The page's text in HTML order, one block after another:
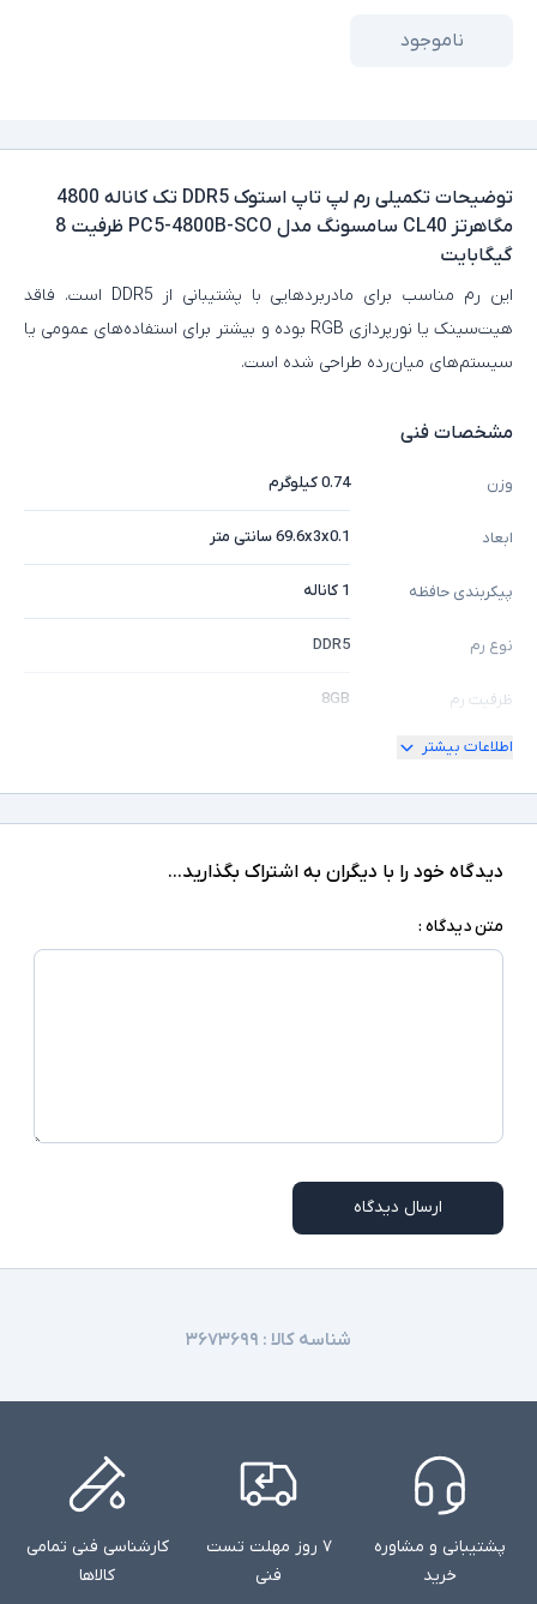
ناموجود
توضیحات تکمیلی
رم لپ تاپ استوک DDR5 تک کاناله 4800
مگاهرتز CL40 سامسونگ مدل PC5-4800B-SCO ظرفیت 8
گیگابایت
این رم مناسب برای مادربردهایی با پشتیبانی از DDR5 است. فاقد
هیت‌سینک یا نورپردازی RGB بوده و بیشتر برای استفاده‌های عمومی یا
سیستم‌های میان‌رده طراحی شده است.
مشخصات فنی
وزن 0.74 کیلوگرم
ابعاد 69.6x3x0.1 سانتی متر
پیکربندی حافظه 1 کاناله
نوع رم DDR5
ظرفیت رم 8GB
سایر توضیحات
اطلاعات بیشتر
دیدگاه خود را با دیگران به اشتراک بگذارید...
متن دیدگاه :
ارسال دیدگاه
شناسه کالا : ۳۶۷۳۶۹۹
پشتیبانی و مشاوره
خرید
۷ روز مهلت تست
فنی
کارشناسی فنی تمامی
کالاها